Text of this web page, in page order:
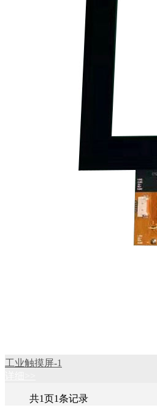
工业触摸屏-1
共1页1条记录